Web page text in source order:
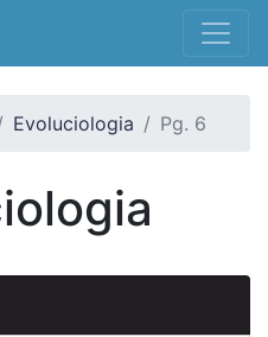
Evoluciologia Pg. 6